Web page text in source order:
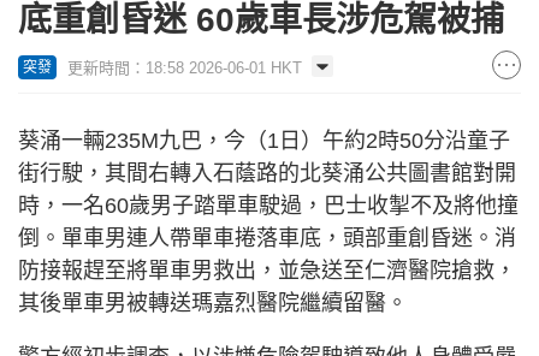
底重創昏迷 60歲車長涉危駕被捕
突發 更新時間：18:58 2026-06-01 HKT
葵涌一輛235M九巴，今（1日）午約2時50分沿童子
街行駛，其間右轉入石蔭路的北葵涌公共圖書館對開
時，一名60歲男子踏單車駛過，巴士收掣不及將他撞
倒。單車男連人帶單車捲落車底，頭部重創昏迷。消
防接報趕至將單車男救出，並急送至仁濟醫院搶救，
其後單車男被轉送瑪嘉烈醫院繼續留醫。